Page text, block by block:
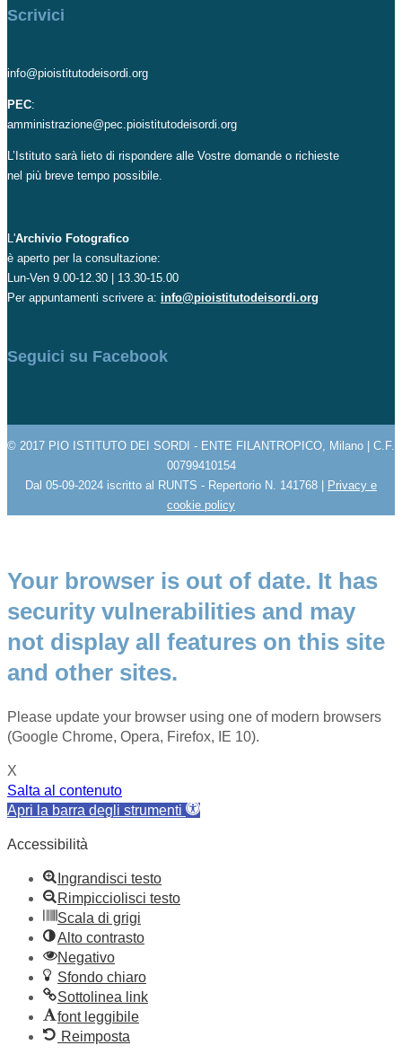
Scrivici
info@pioistitutodeisordi.org
PEC:
amministrazione@pec.pioistitutodeisordi.org
L’Istituto sarà lieto di rispondere alle Vostre domande o richieste
nel più breve tempo possibile.
L'Archivio Fotografico
è aperto per la consultazione:
Lun-Ven 9.00-12.30 | 13.30-15.00
Per appuntamenti scrivere a: info@pioistitutodeisordi.org
Seguici su Facebook
© 2017 PIO ISTITUTO DEI SORDI - ENTE FILANTROPICO, Milano | C.F.
00799410154
Dal 05-09-2024 iscritto al RUNTS - Repertorio N. 141768 | Privacy e
cookie policy
Your browser is out of date. It has
security vulnerabilities and may
not display all features on this site
and other sites.
Please update your browser using one of modern browsers
(Google Chrome, Opera, Firefox, IE 10).
X
Salta al contenuto
Apri la barra degli strumenti
Accessibilità
Ingrandisci testo
Rimpicciolisci testo
Scala di grigi
Alto contrasto
Negativo
Sfondo chiaro
Sottolinea link
font leggibile
Reimposta